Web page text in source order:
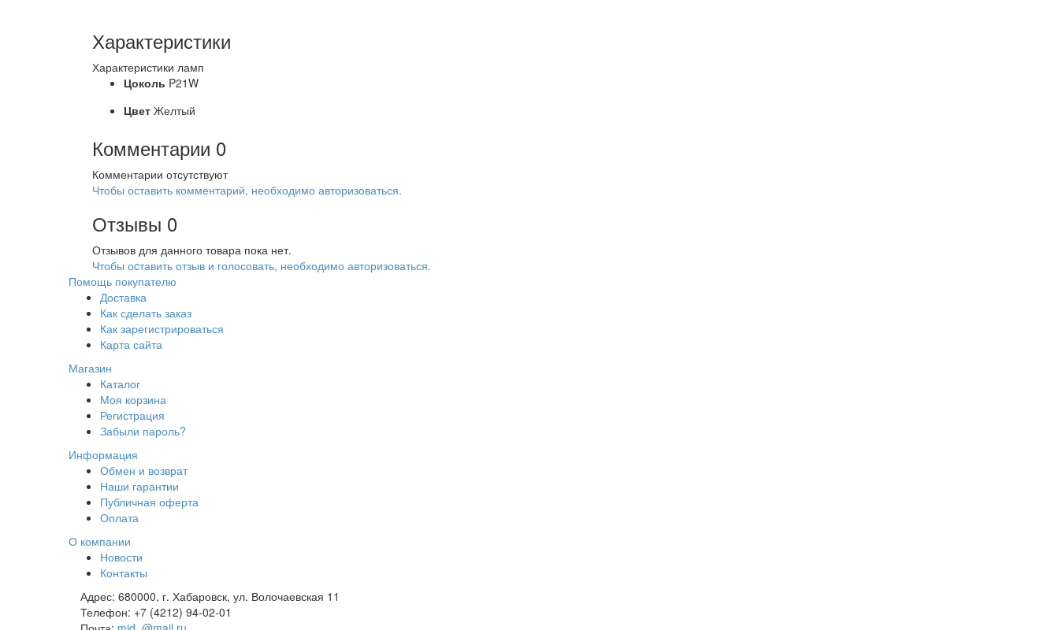
Характеристики
Характеристики ламп
Цоколь P21W
Цвет Желтый
Комментарии 0
Комментарии отсутствуют
Чтобы оставить комментарий, необходимо авторизоваться.
Отзывы 0
Отзывов для данного товара пока нет.
Чтобы оcтавить отзыв и голосовать, необходимо авторизоваться.
Помощь покупателю
Доставка
Как сделать заказ
Как зарегистрироваться
Карта сайта
Магазин
Каталог
Моя корзина
Регистрация
Забыли пароль?
Информация
Обмен и возврат
Наши гарантии
Публичная оферта
Оплата
О компании
Новости
Контакты
Адрес: 680000, г. Хабаровск, ул. Волочаевская 11
Телефон: +7 (4212) 94-02-01